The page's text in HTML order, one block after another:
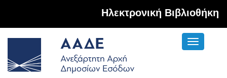
Hλεκτρονική Βιβλιοθήκη
Toggle